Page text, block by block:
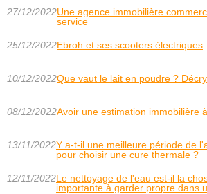
27/12/2022Une agence immobilière
service
25/12/2022Ebroh et ses scooters électriques
10/12/2022Que vaut le lait en poudre ?
08/12/2022Avoir une estimation immobilière
13/11/2022Y a-t-il une meilleure période de
pour choisir une cure thermale ?
12/11/2022Le nettoyage de l'eau est-il la
importante à garder propre dans